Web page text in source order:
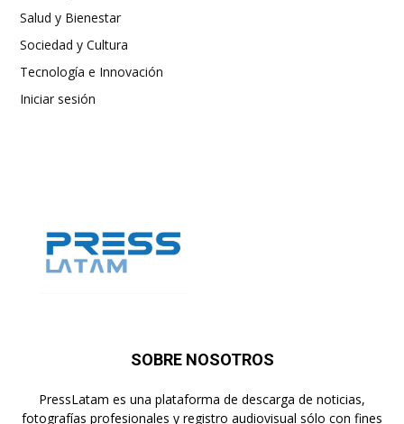
Salud y Bienestar
Sociedad y Cultura
Tecnología e Innovación
Iniciar sesión
SOBRE NOSOTROS
PressLatam es una plataforma de descarga de noticias,
fotografías profesionales y registro audiovisual sólo con fines